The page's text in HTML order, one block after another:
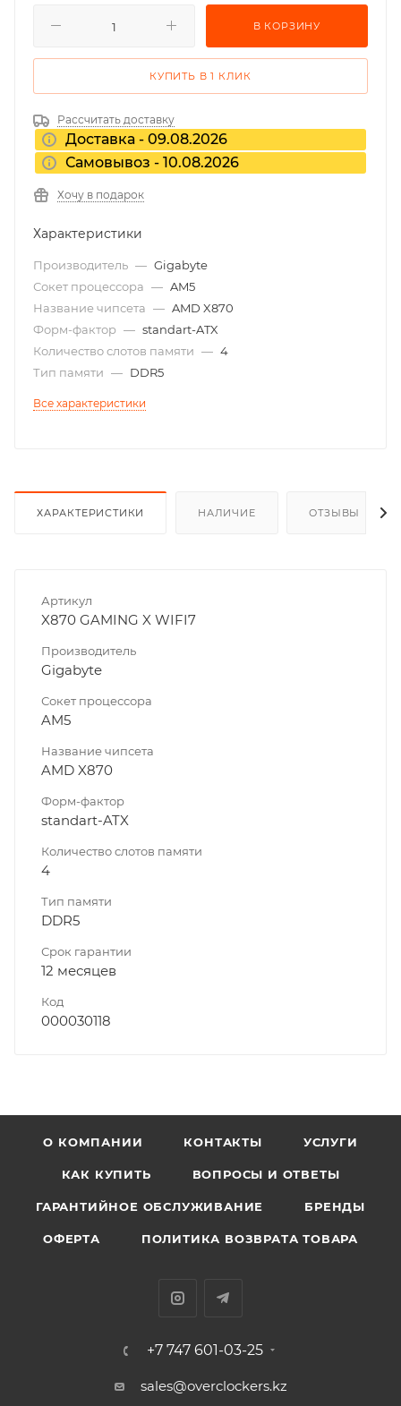
В КОРЗИНУ
КУПИТЬ В 1 КЛИК
Рассчитать доставку
Доставка - 09.08.2026
Самовывоз - 10.08.2026
Хочу в подарок
Характеристики
Производитель — Gigabyte
Сокет процессора — AM5
Название чипсета — AMD X870
Форм-фактор — standart-ATX
Количество слотов памяти — 4
Тип памяти — DDR5
Все характеристики
ХАРАКТЕРИСТИКИ НАЛИЧИЕ ОТЗЫВЫ
Артикул
X870 GAMING X WIFI7
Производитель
Gigabyte
Сокет процессора
AM5
Название чипсета
AMD X870
Форм-фактор
standart-ATX
Количество слотов памяти
4
Тип памяти
DDR5
Срок гарантии
12 месяцев
Код
000030118
О КОМПАНИИ КОНТАКТЫ УСЛУГИ
КАК КУПИТЬ ВОПРОСЫ И ОТВЕТЫ
ГАРАНТИЙНОЕ ОБСЛУЖИВАНИЕ БРЕНДЫ
ОФЕРТА ПОЛИТИКА ВОЗВРАТА ТОВАРА
+7 747 601-03-25
sales@overclockers.kz